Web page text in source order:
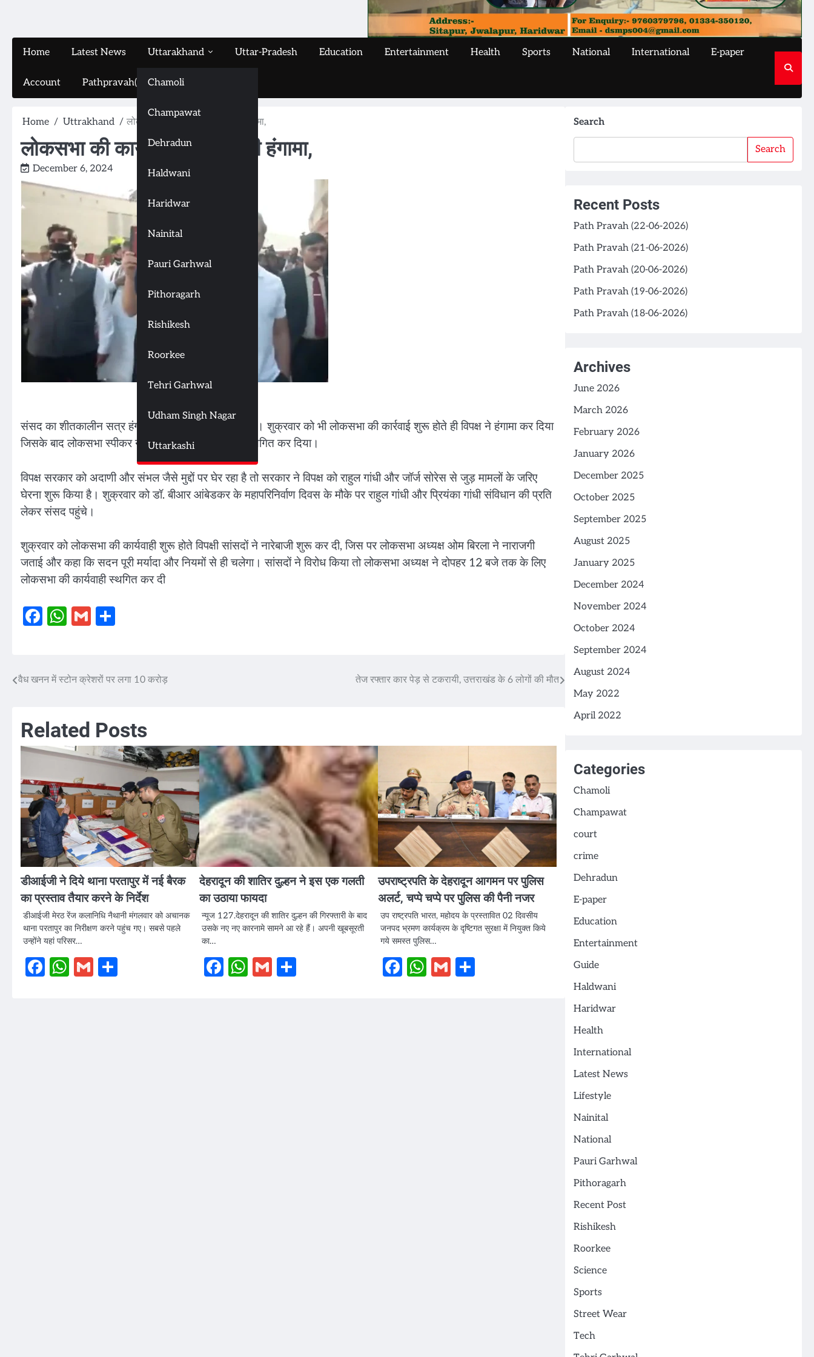
Home Latest News Uttarakhand
Chamoli
Champawat
Dehradun
Haldwani
Haridwar
Nainital
Pauri Garhwal
Pithoragarh
Rishikesh
Roorkee
Tehri Garhwal
Udham Singh Nagar
Uttarkashi
Uttar-Pradesh Education Entertainment Health Sports National International E-paper
Account Pathpravah(16-11-2024)
Home Uttrakhand लोकसभा की कार्यवाही शुरू होते ही हंगामा,
लोकसभा की कार्यवाही शुरू होते ही हंगामा,
December 6, 2024
संसद का शीतकालीन सत्र हंगामे और शोरगुल के बीच जारी है। शुक्रवार को भी लोकसभा की कार्रवाई शुरू होते ही विपक्ष ने हंगामा कर दिया
जिसके बाद लोकसभा स्पीकर ने कार्यवाही को 12 बजे तक स्थगित कर दिया।
विपक्ष सरकार को अदाणी और संभल जैसे मुद्दों पर घेर रहा है तो सरकार ने विपक्ष को राहुल गांधी और जॉर्ज सोरेस से जुड़ मामलों के जरिए
घेरना शुरू किया है। शुक्रवार को डॉ. बीआर आंबेडकर के महापरिनिर्वाण दिवस के मौके पर राहुल गांधी और प्रियंका गांधी संविधान की प्रति
लेकर संसद पहुंचे।
शुक्रवार को लोकसभा की कार्यवाही शुरू होते विपक्षी सांसदों ने नारेबाजी शुरू कर दी, जिस पर लोकसभा अध्यक्ष ओम बिरला ने नाराजगी
जताई और कहा कि सदन पूरी मर्यादा और नियमों से ही चलेगा। सांसदों ने विरोध किया तो लोकसभा अध्यक्ष ने दोपहर 12 बजे तक के लिए
लोकसभा की कार्यवाही स्थगित कर दी
Facebook
WhatsApp
Gmail
Post
वैध खनन में स्टोन क्रेशरों पर लगा 10 करोड़ तेज रफ्तार कार पेड़ से टकरायी, उत्तराखंड के 6 लोगों की मौत
Related Posts
डीआईजी ने दिये थाना परतापुर में नई बैरक
का प्रस्ताव तैयार करने के ​निर्देश
डीआईजी मेरठ रेंज कलानिधि नैथानी मंगलवार को अचानक
थाना परतापुर का निरीक्षण करने पहुंच गए। सबसे पहले
उन्होंने यहां परिसर…
Facebook
WhatsApp
Gmail
देहरादून की शातिर दुल्हन ने इस एक गलती
का उठाया फायदा
न्यूज 127.देहरादून की शातिर दुल्हन की गिरफ्तारी के बाद
उसके नए नए कारनामे सामने आ रहे हैं। अपनी खूबसूरती
का…
Facebook
WhatsApp
GmailShare
उपराष्ट्रपति के देहरादून आगमन पर पुलिस
अलर्ट, चप्पे चप्पे पर पुलिस की पैनी नजर
उप राष्ट्रपति भारत, महोदय के प्रस्तावित 02 दिवसीय
जनपद भ्रमण कार्यक्रम के दृष्टिगत सुरक्षा में नियुक्त किये
गये समस्त पुलिस…
Facebook
WhatsApp
GmailShare
Search
Search
Recent Posts
Path Pravah (22-06-2026)
Path Pravah (21-06-2026)
Path Pravah (20-06-2026)
Path Pravah (19-06-2026)
Path Pravah (18-06-2026)
Archives
June 2026
March 2026
February 2026
January 2026
December 2025
October 2025
September 2025
August 2025
January 2025
December 2024
November 2024
October 2024
September 2024
August 2024
May 2022
April 2022
Categories
Chamoli
Champawat
court
crime
Dehradun
E-paper
Education
Entertainment
Guide
Haldwani
Haridwar
Health
International
Latest News
Lifestyle
Nainital
National
Pauri Garhwal
Pithoragarh
Recent Post
Rishikesh
Roorkee
Science
Sports
Street Wear
Tech